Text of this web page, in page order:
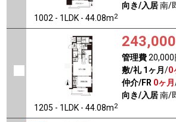
1002 - 1LDK - 44.08m2
向き/入居南/
1205 - 1LDK - 44.08m2
243,000
管理費20,000
敷/礼 1ヶ月 /0
仲介/FR 0ヶ月
向き/入居南/